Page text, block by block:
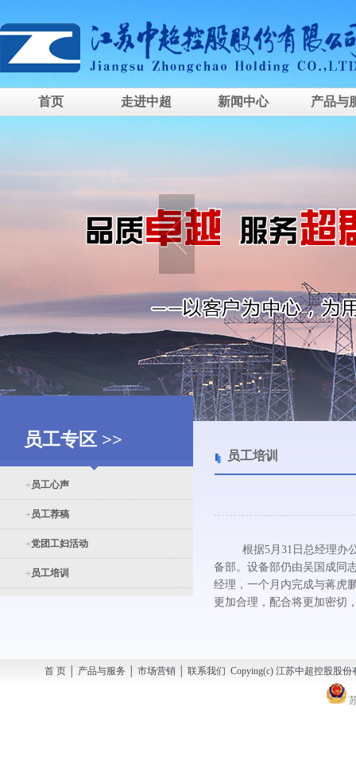
首页 走进中超 新闻中心 产品与
员工专区 >>
员工心声
员工荐稿
党团工妇活动
员工培训
员工培训
根据5月31日总经理办公
备部。设备部仍由吴国成同
经理，一个月内完成与蒋虎
更加合理，配合将更加密切
首 页 │ 产品与服务 │ 市场营销 │ 联系我们 Copying(c) 江苏中超控股股